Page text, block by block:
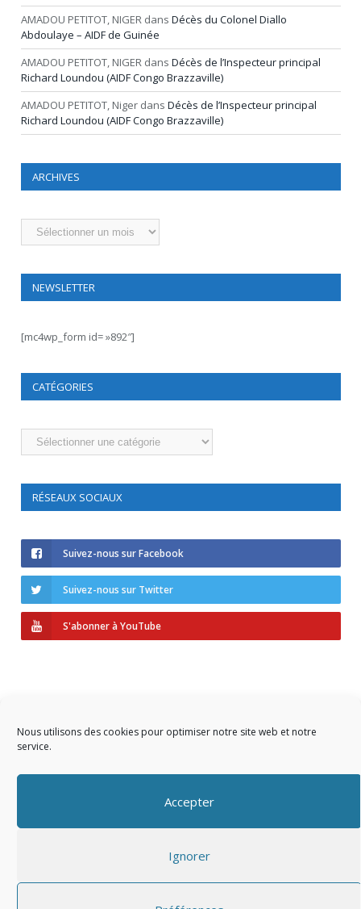
Nous utilisons des cookies pour optimiser notre site web et notre
service.
Accepter
Ignorer
AMADOU PETITOT, NIGER dans Décès du Colonel Diallo
Abdoulaye – AIDF de Guinée
AMADOU PETITOT, NIGER dans Décès de l’Inspecteur principal
Richard Loundou (AIDF Congo Brazzaville)
AMADOU PETITOT, Niger dans Décès de l’Inspecteur principal
Richard Loundou (AIDF Congo Brazzaville)
ARCHIVES
Archives
NEWSLETTER
[mc4wp_form id= »892″]
CATÉGORIES
Catégories
RÉSEAUX SOCIAUX
Suivez-nous sur Facebook
Suivez-nous sur Twitter
S'abonner à YouTube
Copyright © 2023 AIDF
Présentation